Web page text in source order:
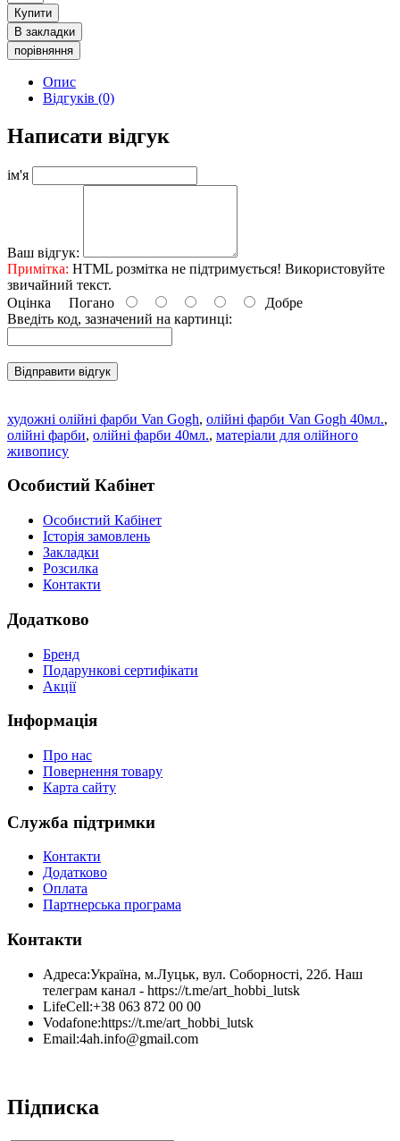
Купити
В закладки
порівняння
Опис
Відгуків (0)
Написати відгук
ім'я
Ваш відгук:
Примітка: HTML розмітка не підтримується! Використовуйте
звичайний текст.
Оцінка Погано
Добре
Введіть код, зазначений на картинці:
Відправити відгук
художні олійні фарби Van Gogh, олійні фарби Van Gogh 40мл.,
олійні фарби, олійні фарби 40мл., матеріали для олійного
живопису
Особистий Кабінет
Особистий Кабінет
Історія замовлень
Закладки
Розсилка
Контакти
Додатково
Бренд
Подарункові сертифікати
Акції
Інформація
Про нас
Повернення товару
Карта сайту
Служба підтримки
Контакти
Додатково
Оплата
Партнерська програма
Контакти
Адреса:Україна, м.Луцьк, вул. Соборності, 22б. Наш
телеграм канал - https://t.me/art_hobbi_lutsk
LifeCell:+38 063 872 00 00
Vodafone:https://t.me/art_hobbi_lutsk
Email:4ah.info@gmail.com
Підписка